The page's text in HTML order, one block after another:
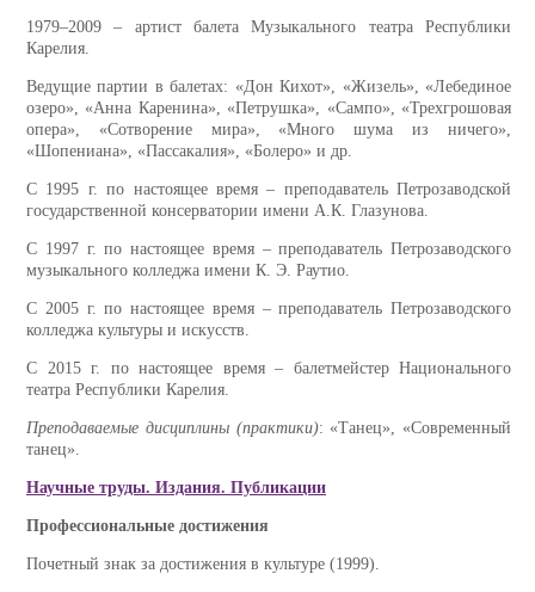
1979‒2009 – артист балета Музыкального театра Республики
Карелия.
Ведущие партии в балетах: «Дон Кихот», «Жизель», «Лебединое
озеро», «Анна Каренина», «Петрушка», «Сампо», «Трехгрошовая
опера», «Сотворение мира», «Много шума из ничего»,
«Шопениана», «Пассакалия», «Болеро» и др.
С 1995 г. по настоящее время – преподаватель Петрозаводской
государственной консерватории имени А.К. Глазунова.
С 1997 г. по настоящее время – преподаватель Петрозаводского
музыкального колледжа имени К. Э. Раутио.
С 2005 г. по настоящее время – преподаватель Петрозаводского
колледжа культуры и искусств.
С 2015 г. по настоящее время – балетмейстер Национального
театра Республики Карелия.
Преподаваемые дисциплины (практики): «Танец», «Современный
танец».
Научные труды. Издания. Публикации
Профессиональные достижения
Почетный знак за достижения в культуре (1999).